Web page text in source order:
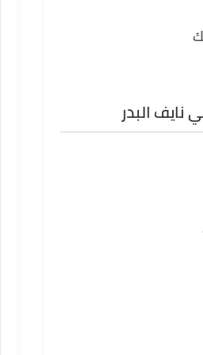
نايف البدر